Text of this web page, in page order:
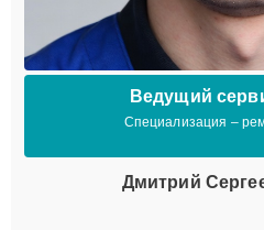
Ведущий
Специализация –
Дмитрий